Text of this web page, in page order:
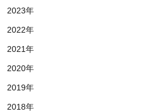
2023年
2022年
2021年
2020年
2019年
2018年